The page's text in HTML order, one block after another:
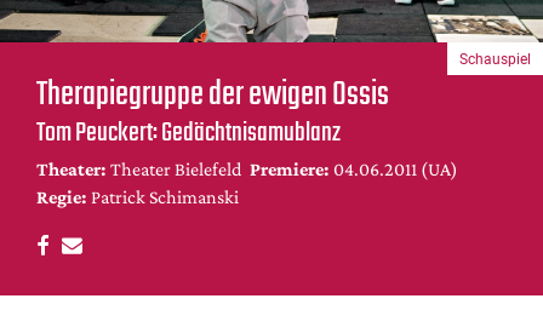
Festivals & Veranstaltungen
Menschen & Theater
Themen
Internationales
Nachrufe
DdB-map
Therapiegruppe der ewigen Ossis
Tom Peuckert: Gedächtnisamublanz
Theater: Theater Bielefeld Premiere: 04.06.2011 (UA)
Regie: Patrick Schimanski
Schauspiel